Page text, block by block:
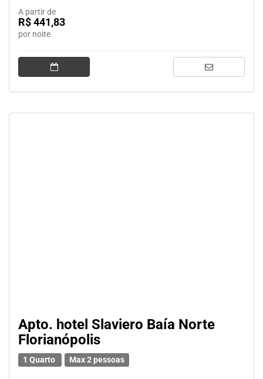
A partir de
R$ 441,83
por noite
Apto. hotel Slaviero Baía Norte
Florianópolis
1 Quarto Max 2 pessoas